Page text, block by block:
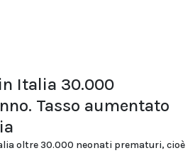
Italia 30.000
Tasso aumentato
oltre 30.000 neonati prematuri, cioè